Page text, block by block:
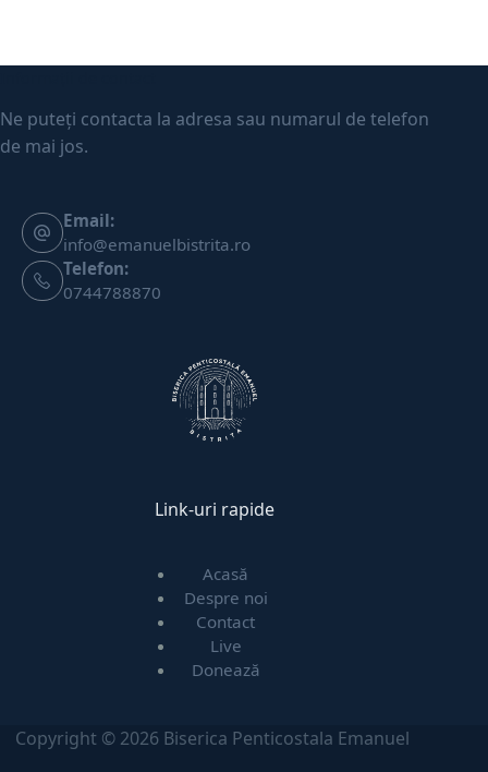
Ne puteți contacta la adresa sau numarul de telefon
de mai jos.
Email:
info@emanuelbistrita.ro
Telefon:
0744788870
Link-uri rapide
Acasă
Despre noi
Contact
Live
Donează
Copyright © 2026 Biserica Penticostala Emanuel